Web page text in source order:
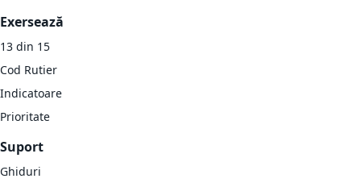
Exersează
13 din 15
Cod Rutier
Indicatoare
Prioritate
Suport
Ghiduri